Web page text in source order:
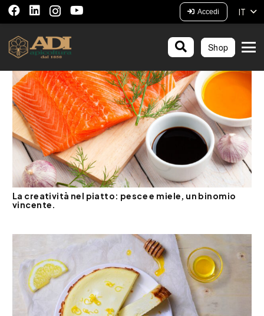
Accedi IT
Shop
La creatività nel piatto: pesce e miele, un binomio
vincente.